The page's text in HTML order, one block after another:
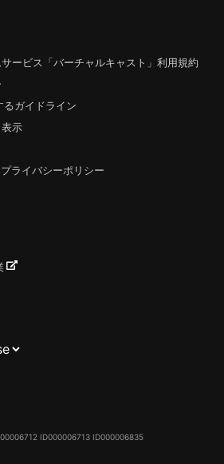
ービス「バーチャルキャスト」利用規約
ガイドライン
示
ライバシーポリシー
ID000006713 ID000006835